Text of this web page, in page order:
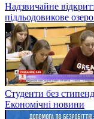
Надзвичайне
підльодовикове
Студенти без
Економічні новини